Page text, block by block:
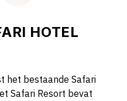
HOTEL
het bestaande Safari
Safari Resort bevat